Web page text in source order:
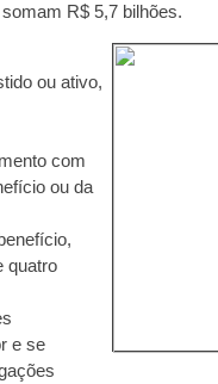
R$ 5,7 bilhões.
ou ativo,
com
ou da
quatro
e se